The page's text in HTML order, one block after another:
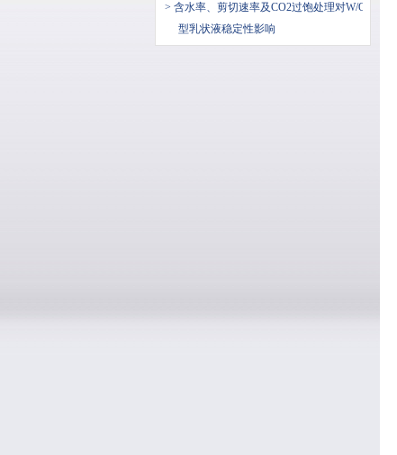
> 含水率、剪切速率及CO2过饱处理对W/O
型乳状液稳定性影响